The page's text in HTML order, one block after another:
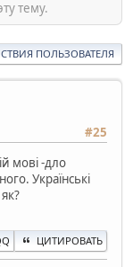
тему.
ПОЛЬЗОВАТЕЛЯ
#25
мові -дло
Українські
ЦИТИРОВАТЬ